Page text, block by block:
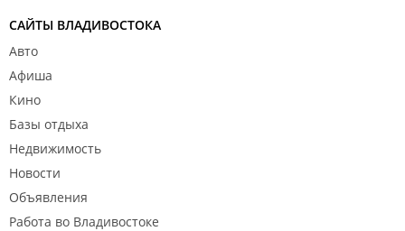
САЙТЫ ВЛАДИВОСТОКА
Авто
Афиша
Кино
Базы отдыха
Недвижимость
Новости
Объявления
Работа во Владивостоке